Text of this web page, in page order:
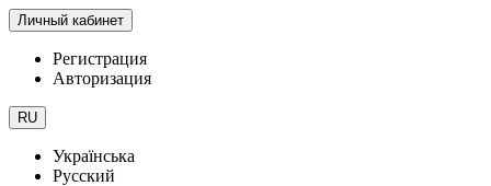
Личный кабинет
Регистрация
Авторизация
RU
Українська
Русский